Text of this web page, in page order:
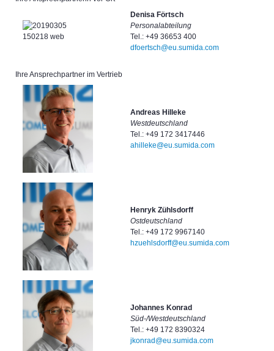
Denisa Förtsch
Personalabteilung
Tel.: +49 36653 400
dfoertsch@eu.sumida.com
Ihre Ansprechpartner im Vertrieb
Andreas Hilleke
Westdeutschland
Tel.: +49 172 3417446
ahilleke@eu.sumida.com
Henryk Zühlsdorff
Ostdeutschland
Tel.: +49 172 9967140
hzuehlsdorff@eu.sumida.com
Johannes Konrad
Süd-/Westdeutschland
Tel.: +49 172 8390324
jkonrad@eu.sumida.com